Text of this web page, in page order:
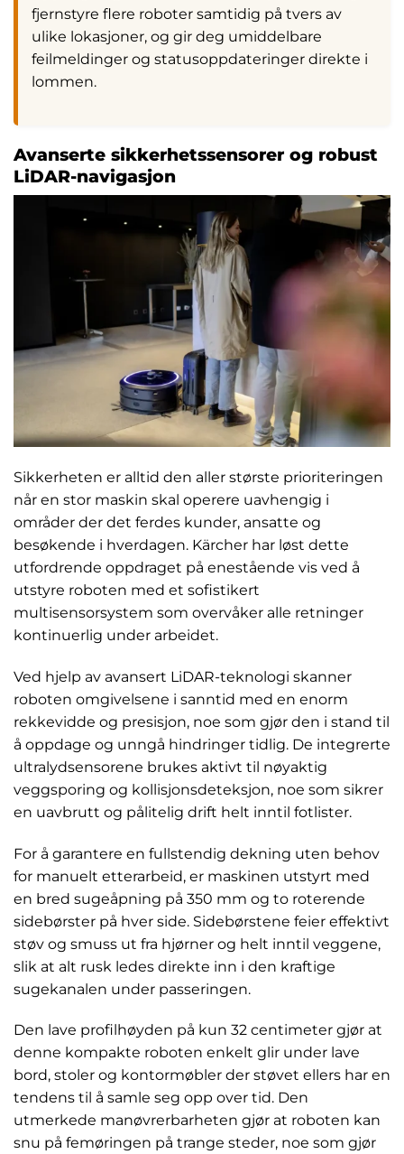
fjernstyre flere roboter samtidig på tvers av
ulike lokasjoner, og gir deg umiddelbare
feilmeldinger og statusoppdateringer direkte i
lommen.
Avanserte sikkerhetssensorer og robust
LiDAR-navigasjon
Sikkerheten er alltid den aller største prioriteringen
når en stor maskin skal operere uavhengig i
områder der det ferdes kunder, ansatte og
besøkende i hverdagen. Kärcher har løst dette
utfordrende oppdraget på enestående vis ved å
utstyre roboten med et sofistikert
multisensorsystem som overvåker alle retninger
kontinuerlig under arbeidet.
Ved hjelp av avansert LiDAR-teknologi skanner
roboten omgivelsene i sanntid med en enorm
rekkevidde og presisjon, noe som gjør den i stand til
å oppdage og unngå hindringer tidlig. De integrerte
ultralydsensorene brukes aktivt til nøyaktig
veggsporing og kollisjonsdeteksjon, noe som sikrer
en uavbrutt og pålitelig drift helt inntil fotlister.
For å garantere en fullstendig dekning uten behov
for manuelt etterarbeid, er maskinen utstyrt med
en bred sugeåpning på 350 mm og to roterende
sidebørster på hver side. Sidebørstene feier effektivt
støv og smuss ut fra hjørner og helt inntil veggene,
slik at alt rusk ledes direkte inn i den kraftige
sugekanalen under passeringen.
Den lave profilhøyden på kun 32 centimeter gjør at
denne kompakte roboten enkelt glir under lave
bord, stoler og kontormøbler der støvet ellers har en
tendens til å samle seg opp over tid. Den
utmerkede manøvrerbarheten gjør at roboten kan
snu på femøringen på trange steder, noe som gjør